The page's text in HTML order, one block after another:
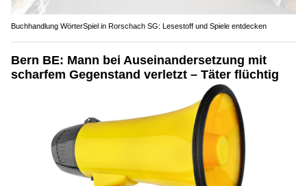
Buchhandlung WörterSpiel in Rorschach SG: Lesestoff und Spiele entdecken
Bern BE: Mann bei Auseinandersetzung mit
scharfem Gegenstand verletzt – Täter flüchtig